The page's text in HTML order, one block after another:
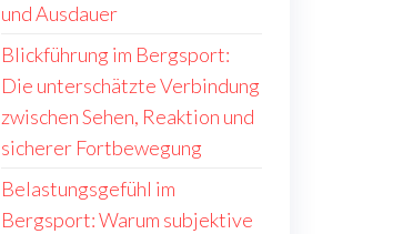
und Ausdauer
Blickführung im Bergsport:
Die unterschätzte Verbindung
zwischen Sehen, Reaktion und
sicherer Fortbewegung
Belastungsgefühl im
Bergsport: Warum subjektive